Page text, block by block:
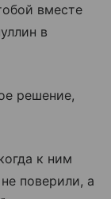
вместе
в
решение,
к ним
поверили, а